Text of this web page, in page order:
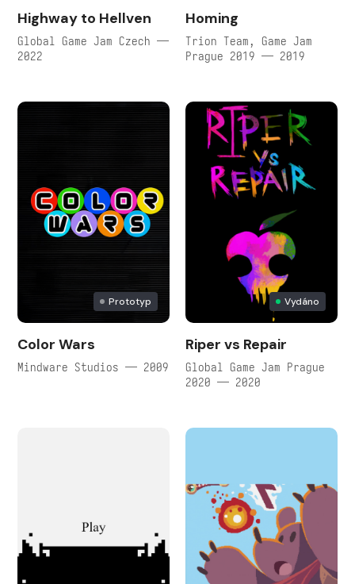
Highway to Hellven
Global Game Jam Czech —
2022
Homing
Trion Team, Game Jam
Prague 2019 — 2019
Prototyp
Color Wars
Mindware Studios — 2009
Vydáno
Riper vs Repair
Global Game Jam Prague
2020 — 2020